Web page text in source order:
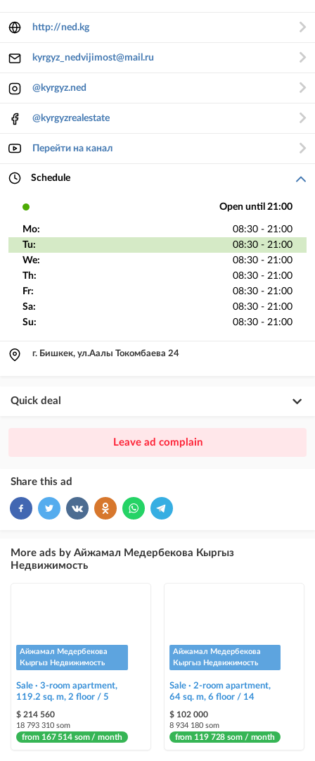
http://ned.kg
kyrgyz_nedvijimost@mail.ru
@kyrgyz.ned
@kyrgyzrealestate
Перейти на канал
Schedule
Open until 21:00
Mo:
08:30 - 21:00
Tu:
08:30 - 21:00
We:
08:30 - 21:00
Th:
08:30 - 21:00
Fr:
08:30 - 21:00
Sa:
08:30 - 21:00
Su:
08:30 - 21:00
г. Бишкек, ул.Аалы Токомбаева 24
Quick deal
ad placement above VIP + paid promotion on Instagram
VIP
ad placement above free ads
+ paid promotion on Instagram
highlighting an ad in a different color among other ads
Auto UP
automatically up the ad
Leave ad complain
Share this ad
More ads by Айжамал Медербекова Кыргыз
Недвижимость
Айжамал Медербекова
Кыргыз Недвижимость
Sale · 3-room apartment,
119.2 sq. m, 2 floor / 5
$ 214 560
18 793 310 som
from 167 514 som / month
Айжамал Медербекова
Кыргыз Недвижимость
Sale · 2-room apartment,
64 sq. m, 6 floor / 14
$ 102 000
8 934 180 som
from 119 728 som / month